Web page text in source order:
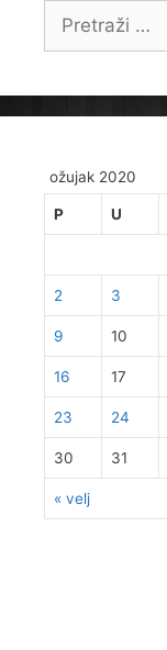
Pretraži:
ožujak 2020
P U
« velj
2 3
9 10
16 17
23 24
30 31